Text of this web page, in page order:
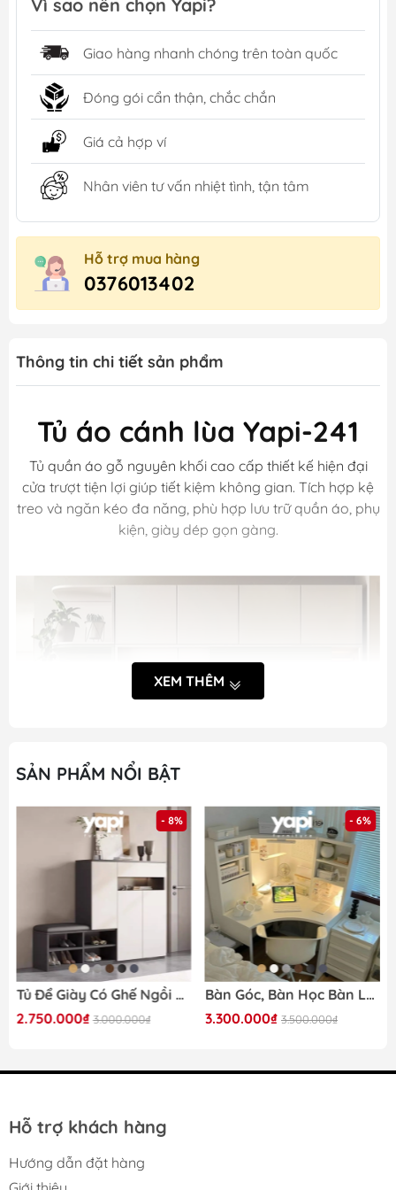
Vì sao nên chọn Yapi?
Giao hàng nhanh chóng trên toàn quốc
Đóng gói cẩn thận, chắc chắn
Giá cả hợp ví
Nhân viên tư vấn nhiệt tình, tận tâm
Hỗ trợ mua hàng
0376013402
Thông tin chi tiết sản phẩm
Tủ áo cánh lùa Yapi-241
Tủ quần áo gỗ nguyên khối cao cấp thiết kế hiện đại
cửa trượt tiện lợi giúp tiết kiệm không gian. Tích hợp kệ
treo và ngăn kéo đa năng, phù hợp lưu trữ quần áo, phụ
kiện, giày dép gọn gàng.
Khách hàng tham khảo kĩ thông tin về sản phẩm trước
khi đặt và nhận hàng củaYapi
Mã sản phẩm:
Yapi-241
(DxRxC):
Thời gian nhận
XEM THÊM
SẢN PHẨM NỔI BẬT
- 8%
Tủ Để Giày Có Ghế Ngồi Bọc Nệm 140x35x100cm Yapi-322
2.750.000₫ 3.000.000₫
- 6%
Bàn Góc, Bàn Học Bàn Làm Việc Đa Năng 100x100x142cm Có Kệ Để Đồ Siêu Tiện Dụng Yapi-418
3.300.000₫ 3.500.000₫
Hỗ trợ khách hàng
Hướng dẫn đặt hàng